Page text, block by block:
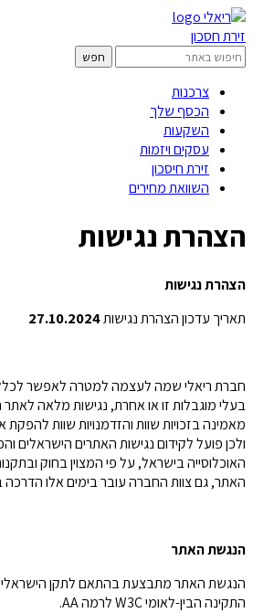
זירת חסכון
צרכנות
הכסף שלך
השקעות
עסקים ויזמות
זירת חיסכון
השוואת מחירים
הצהרת נגישות
הצהרת נגישות
תאריך עדכון הצהרת נגישות27.10.2024
חברת ריאלי שמה לעצמה למטרה לאפשר לכלל
בעלי מוגבלות זו או אחרת, נגישות מלאה לאתר
מאמינה בזכויות שוות והזדמנויות שוות
ולכן פועל לקידום נגישות האתרים הישראלים
האוכלוסייה בישראל, על פי המצוין בחוק
האתר, גם צוות החברה עובר בימים אלו הדרכה
הנגשת האתר
התקינה הבין-לאומי W3C לרמה AA.